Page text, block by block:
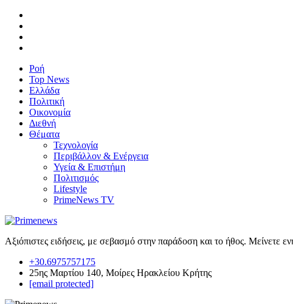
Ροή
Top News
Ελλάδα
Πολιτική
Οικονομία
Διεθνή
Θέματα
Τεχνολογία
Περιβάλλον & Ενέργεια
Υγεία & Επιστήμη
Πολιτισμός
Lifestyle
PrimeNews TV
Αξιόπιστες ειδήσεις, με σεβασμό στην παράδοση και το ήθος. Μείνετε
+30.6975757175
25ης Μαρτίου 140, Μοίρες Ηρακλείου Κρήτης
[email protected]